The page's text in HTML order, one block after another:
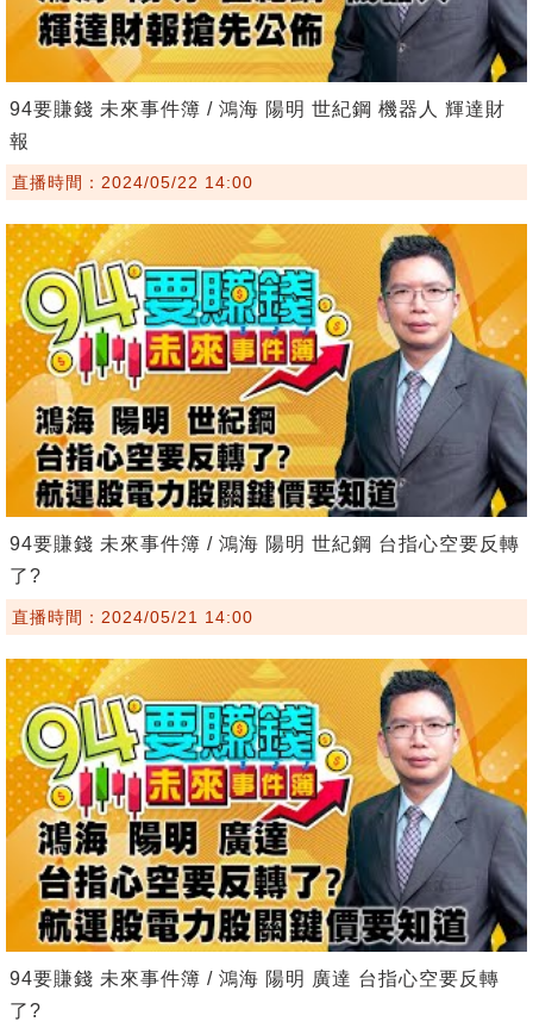
94要賺錢 未來事件簿 / 鴻海 陽明 世紀鋼 機器人 輝達財
報
直播時間：2024/05/22 14:00
94要賺錢 未來事件簿 / 鴻海 陽明 世紀鋼 台指心空要反轉
了?
直播時間：2024/05/21 14:00
94要賺錢 未來事件簿 / 鴻海 陽明 廣達 台指心空要反轉
了?